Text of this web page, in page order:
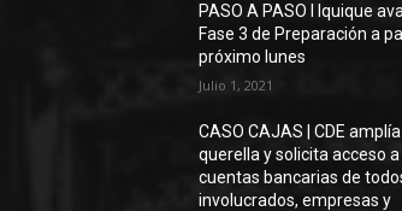
PASO A PASO I Iquique
Fase 3 de Preparación a
próximo lunes
Julio 1, 2021
CASO CAJAS | CDE amplía
querella y solicita acceso a
cuentas bancarias de
involucrados, empresas y